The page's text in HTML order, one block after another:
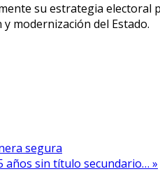
su estrategia electoral
modernización del Estado.
segura
años sin título secundario… »